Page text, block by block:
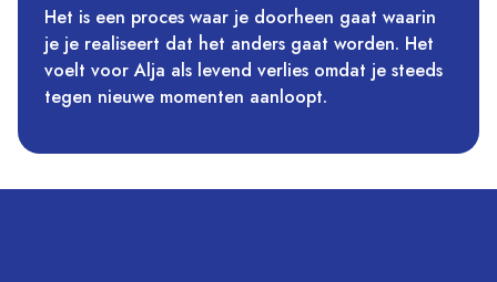
Het is een proces waar je doorheen gaat waarin
je je realiseert dat het anders gaat worden. Het
voelt voor Alja als levend verlies omdat je steeds
tegen nieuwe momenten aanloopt.